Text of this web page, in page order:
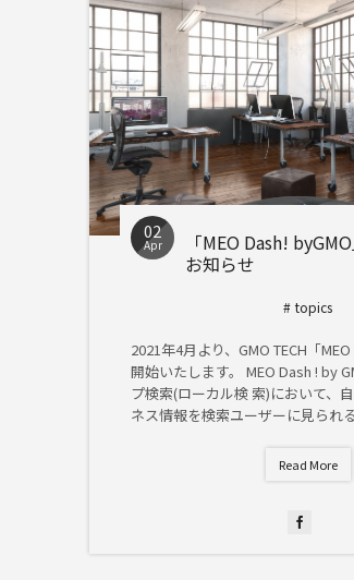
02
Apr
「MEO Dash!
お知らせ
topics
2021年4月より、GMO TECH「
開始いたします。 MEO Dash ! by
プ検索(ローカル検 索)において、
ネス情報を検索ユーザーに見られ
Read More